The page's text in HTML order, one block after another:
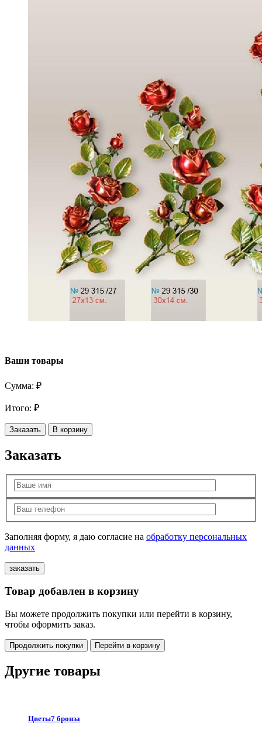
Ваши товары
Сумма: ₽
Итого: ₽
Заказать В корзину
Заказать
Заполняя форму, я даю согласие на обработку персональных
данных
Товар добавлен в корзину
Вы можете продолжить покупки или перейти в корзину,
чтобы оформить заказ.
Продолжить покупки Перейти в корзину
Другие товары
Цветы7 бронза